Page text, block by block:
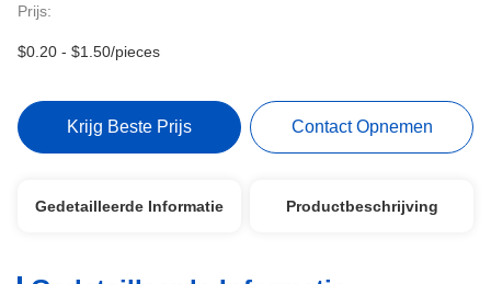
Prijs:
$0.20 - $1.50/pieces
Krijg Beste Prijs Contact Opnemen
Gedetailleerde Informatie Productbeschrijving